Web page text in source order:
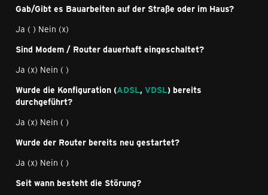
Gab/Gibt es Bauarbeiten auf der Straße oder im Haus?
Ja ( ) Nein (x)
Sind Modem / Router dauerhaft eingeschaltet?
Ja (x) Nein ( )
Wurde die Konfiguration (ADSL, VDSL) bereits
durchgeführt?
Ja (x) Nein ( )
Wurde der Router bereits neu gestartet?
Ja (x) Nein ( )
Seit wann besteht die Störung?